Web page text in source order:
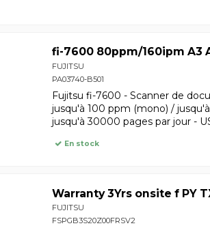
fi-7600 80ppm/160ipm A3
FUJITSU
PA03740-B501
Fujitsu fi-7600 - Scanner de
jusqu'à 100 ppm (mono) /
jusqu'à 30000 pages par jour -
En stock
Warranty 3Yrs onsite f PY
FUJITSU
FSPGB3S20Z00FRSV2